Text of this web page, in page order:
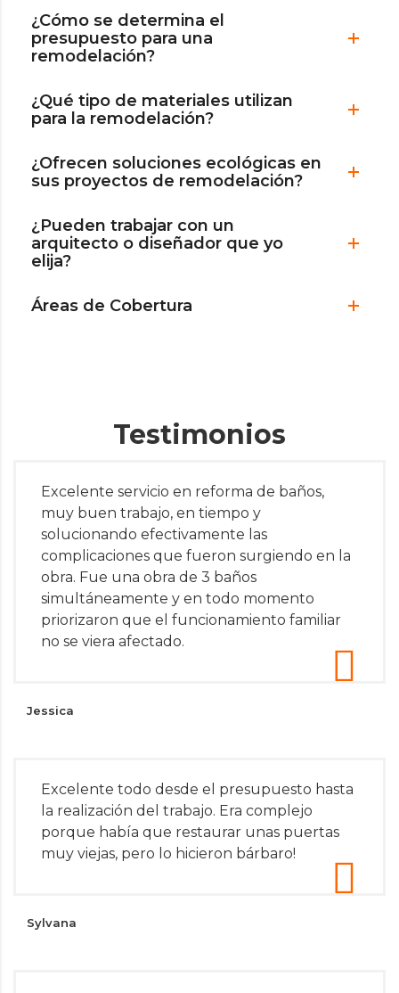
¿Cómo se determina el
presupuesto para una
remodelación?
¿Qué tipo de materiales utilizan
para la remodelación?
¿Ofrecen soluciones ecológicas en
sus proyectos de remodelación?
¿Pueden trabajar con un
arquitecto o diseñador que yo
elija?
Áreas de Cobertura
Testimonios
Excelente servicio en reforma de baños,
muy buen trabajo, en tiempo y
solucionando efectivamente las
complicaciones que fueron surgiendo en la
obra. Fue una obra de 3 baños
simultáneamente y en todo momento
priorizaron que el funcionamiento familiar
no se viera afectado.
Jessica
Excelente todo desde el presupuesto hasta
la realización del trabajo. Era complejo
porque había que restaurar unas puertas
muy viejas, pero lo hicieron bárbaro!
Sylvana